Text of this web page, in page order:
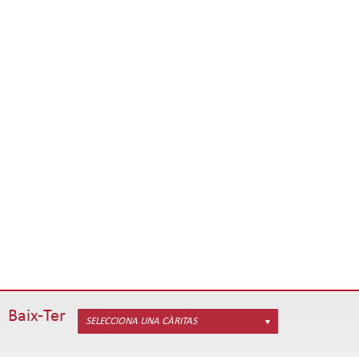
Baix-Ter SELECCIONA UNA CÀRITAS